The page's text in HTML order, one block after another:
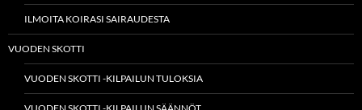
ILMOITA KOIRASI SAIRAUDESTA
VUODEN SKOTTI
VUODEN SKOTTI -KILPAILUN TULOKSIA